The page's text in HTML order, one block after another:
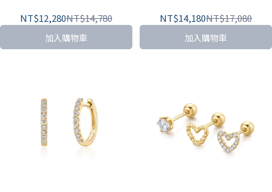
NT$12,280NT$14,780
加入購物車
NT$14,180NT$17,080
加入購物車